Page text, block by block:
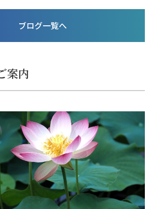
と、中医学・漢方、マクロビオティック、食
ブログ一覧へ
案内